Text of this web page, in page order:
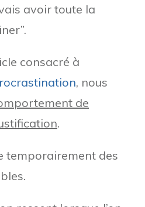
avoir toute la
consacré à
, nous
de
.
temporairement des